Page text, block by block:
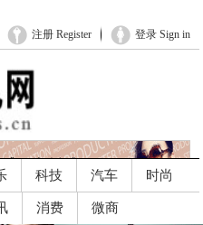
登录 Sign in
注册 Register
科技 汽车 时尚
消费 微商